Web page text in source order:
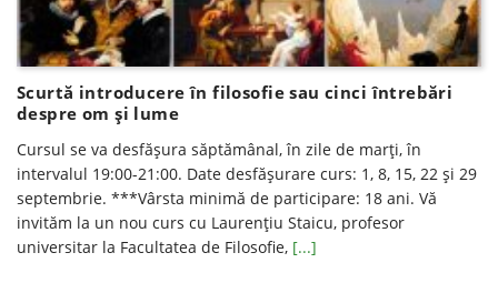
Scurtă introducere în filosofie sau cinci întrebări
despre om și lume
Cursul se va desfăşura săptămânal, în zile de marţi, în
intervalul 19:00-21:00. Date desfăşurare curs: 1, 8, 15, 22 și 29
septembrie. ***Vârsta minimă de participare: 18 ani. Vă
invităm la un nou curs cu Laurențiu Staicu, profesor
universitar la Facultatea de Filosofie, [...]